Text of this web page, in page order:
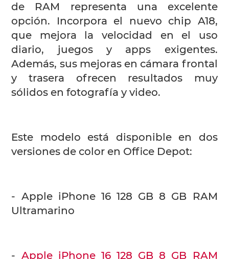
de RAM representa una excelente
opción. Incorpora el nuevo chip A18,
que mejora la velocidad en el uso
diario, juegos y apps exigentes.
Además, sus mejoras en cámara frontal
y trasera ofrecen resultados muy
sólidos en fotografía y video.
Este modelo está disponible en dos
versiones de color en Office Depot:
- Apple iPhone 16 128 GB 8 GB RAM
Ultramarino
- Apple iPhone 16 128 GB 8 GB RAM